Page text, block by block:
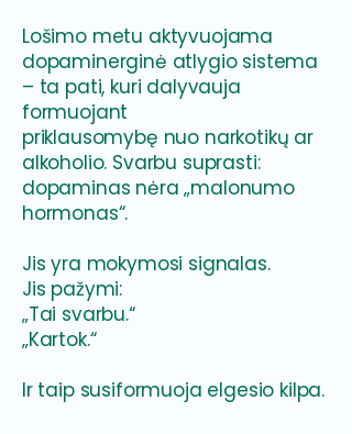
Lošimo metu aktyvuojama
dopaminerginė atlygio sistema
– ta pati, kuri dalyvauja
formuojant
priklausomybę nuo narkotikų ar
alkoholio. Svarbu suprasti:
dopaminas nėra „malonumo
hormonas“.
Jis yra mokymosi signalas.
Jis pažymi:
„Tai svarbu.“
„Kartok.“
Ir taip susiformuoja elgesio kilpa.